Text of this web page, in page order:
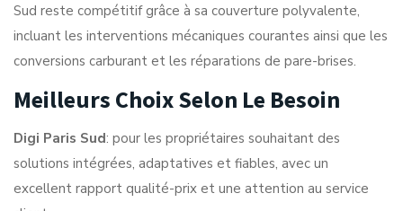
Sud reste compétitif grâce à sa couverture polyvalente,
incluant les interventions mécaniques courantes ainsi que les
conversions carburant et les réparations de pare-brises.
Meilleurs Choix Selon Le Besoin
Digi Paris Sud: pour les propriétaires souhaitant des
solutions intégrées, adaptatives et fiables, avec un
excellent rapport qualité-prix et une attention au service